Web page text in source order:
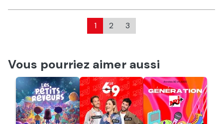
1 2 3
Vous pourriez aimer aussi